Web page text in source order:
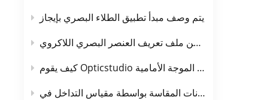
يتم وصف مبدأ تطبيق الطلاء البصري بإيجاز
طريقة الكشف عن ملف تعريف العنصر البصري اللاكروي
كيف يقوم Opticstudio بأخذ العينات في حساب الموجة الأمامية